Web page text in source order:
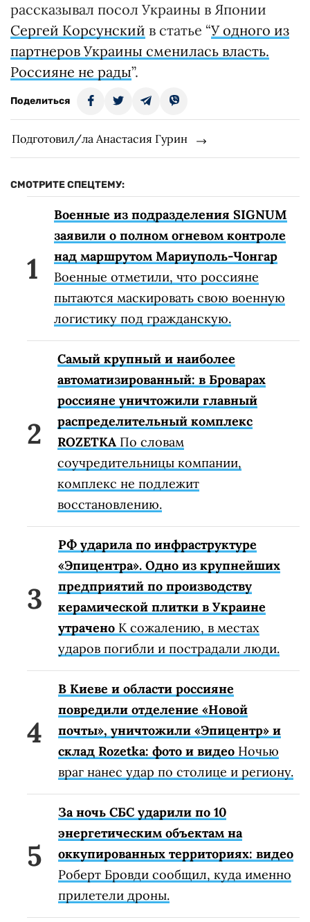
рассказывал посол Украины в Японии
Сергей Корсунский в статье “У одного из
партнеров Украины сменилась власть.
Россияне не рады”.
Поделиться
Подготовил/ла Анастасия Гурин
СМОТРИТЕ СПЕЦТЕМУ:
Военные из подразделения SIGNUM
заявили о полном огневом контроле
над маршрутом Мариуполь-Чонгар
Военные отметили, что россияне
пытаются маскировать свою военную
логистику под гражданскую.
Самый крупный и наиболее
автоматизированный: в Броварах
россияне уничтожили главный
распределительный комплекс
ROZETKA По словам
соучредительницы компании,
комплекс не подлежит
восстановлению.
РФ ударила по инфраструктуре
«Эпицентра». Одно из крупнейших
предприятий по производству
керамической плитки в Украине
утрачено К сожалению, в местах
ударов погибли и пострадали люди.
В Киеве и области россияне
повредили отделение «Новой
почты», уничтожили «Эпицентр» и
склад Rozetka: фото и видео Ночью
враг нанес удар по столице и региону.
За ночь СБС ударили по 10
энергетическим объектам на
оккупированных территориях: видео
Роберт Бровди сообщил, куда именно
прилетели дроны.